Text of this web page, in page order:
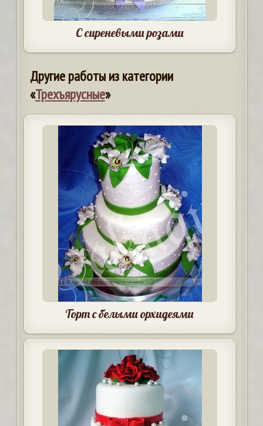
С сиреневыми розами
Другие работы из категории
«Трехъярусные»
Торт с белыми орхидеями